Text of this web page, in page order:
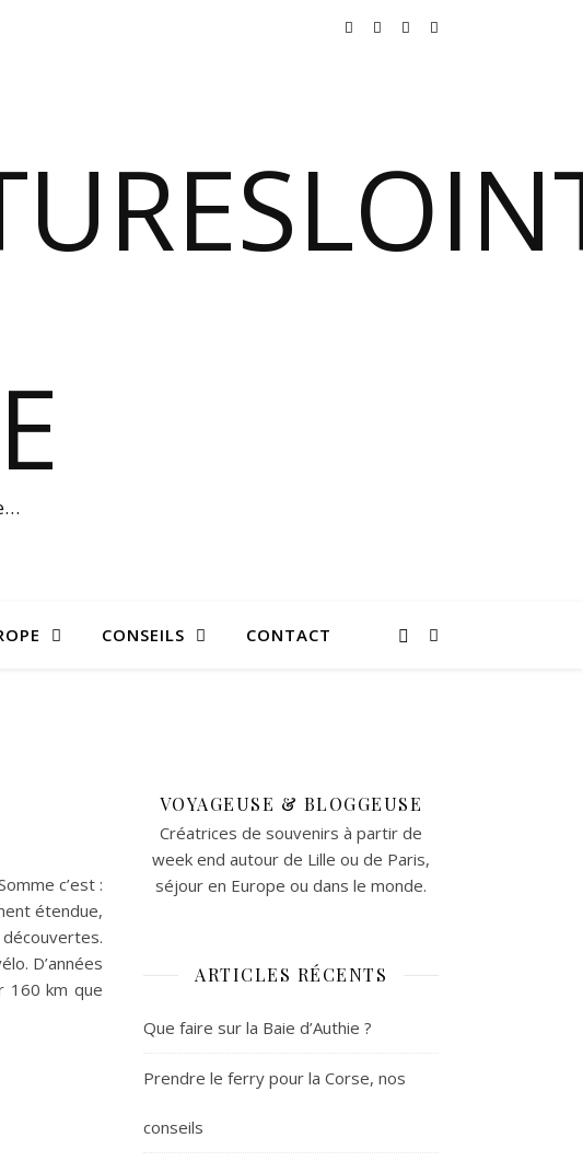
CONSEILS CONTACT
c’est :
étendue,
D’années
160 km que
VOYAGEUSE & BLOGGEUSE
Créatrices de souvenirs à partir de
week end autour de Lille ou de Paris,
séjour en Europe ou dans le monde.
ARTICLES RÉCENTS
Que faire sur la Baie d’Authie ?
Prendre le ferry pour la Corse, nos
conseils